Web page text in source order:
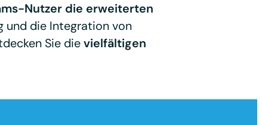
Nutzer die erweiterten
und die Integration von
Sie dievielfältigen